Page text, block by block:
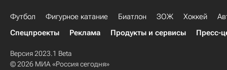
Футбол Фигурное катание Биатлон ЗОЖ Хоккей
Спецпроекты
Реклама Продукты и сервисы Пресс-
Версия 2023.1 Beta
© 2026 МИА «Россия сегодня»